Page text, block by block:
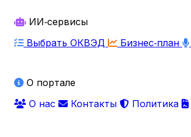
ИИ‑сервисы
Выбрать ОКВЭД
Бизнес‑план
О портале
О нас
Контакты Политика